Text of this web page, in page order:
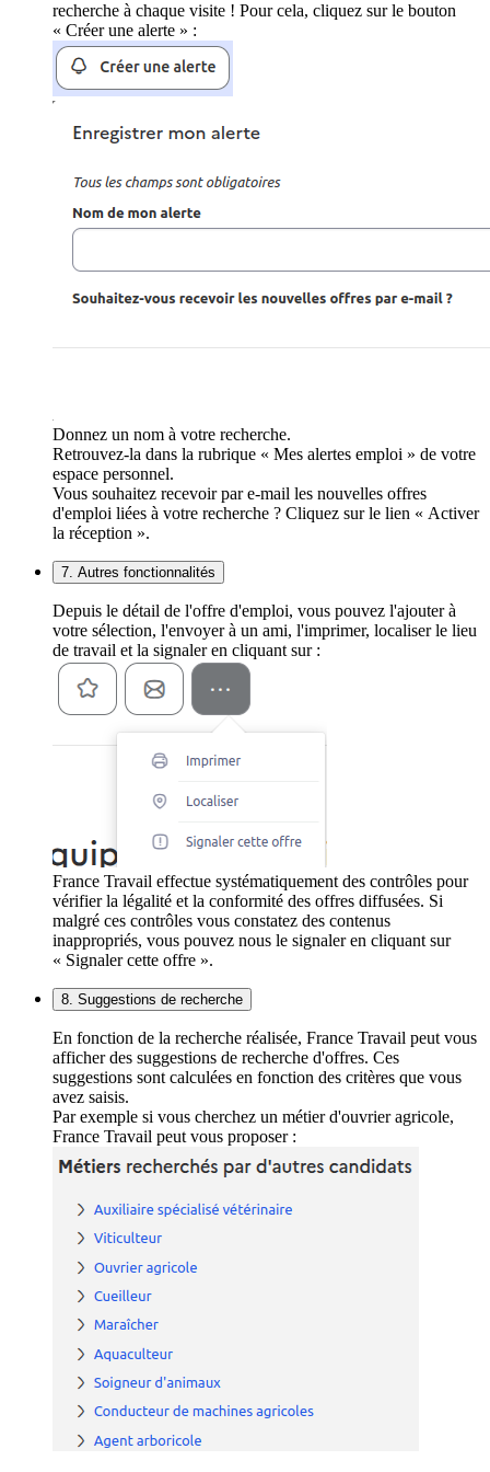
recherche à chaque visite ! Pour cela, cliquez sur le bouton
« Créer une alerte » :
Donnez un nom à votre recherche.
Retrouvez-la dans la rubrique « Mes alertes emploi » de votre
espace personnel.
Vous souhaitez recevoir par e-mail les nouvelles offres
d'emploi liées à votre recherche ? Cliquez sur le lien « Activer
la réception ».
7. Autres fonctionnalités
Depuis le détail de l'offre d'emploi, vous pouvez l'ajouter à
votre sélection, l'envoyer à un ami, l'imprimer, localiser le lieu
de travail et la signaler en cliquant sur :
France Travail effectue systématiquement des contrôles pour
vérifier la légalité et la conformité des offres diffusées. Si
malgré ces contrôles vous constatez des contenus
inappropriés, vous pouvez nous le signaler en cliquant sur
« Signaler cette offre ».
8. Suggestions de recherche
En fonction de la recherche réalisée, France Travail peut vous
afficher des suggestions de recherche d'offres. Ces
suggestions sont calculées en fonction des critères que vous
avez saisis.
Par exemple si vous cherchez un métier d'ouvrier agricole,
France Travail peut vous proposer :